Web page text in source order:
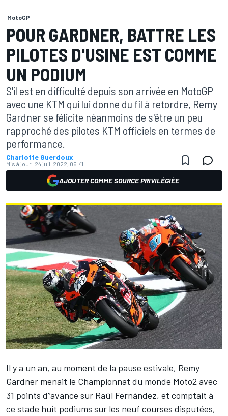
MotoGP
POUR GARDNER, BATTRE LES
PILOTES D'USINE EST COMME
UN PODIUM
S'il est en difficulté depuis son arrivée en MotoGP
avec une KTM qui lui donne du fil à retordre, Remy
Gardner se félicite néanmoins de s'être un peu
rapproché des pilotes KTM officiels en termes de
performance.
Charlotte Guerdoux
Mis à jour: 24 juil. 2022, 06:41
AJOUTER COMME SOURCE PRIVILÉGIÉE
Il y a un an, au moment de la pause estivale, Remy
Gardner menait le Championnat du monde Moto2 avec
31 points d'’avance sur Raúl Fernández, et comptait à
ce stade huit podiums sur les neuf courses disputées,